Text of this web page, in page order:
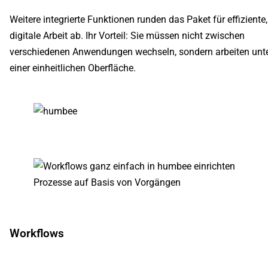
Weitere integrierte Funktionen runden das Paket für effiziente,
digitale Arbeit ab. Ihr Vorteil: Sie müssen nicht zwischen
verschiedenen Anwendungen wechseln, sondern arbeiten
einer einheitlichen Oberfläche.
Prozesse auf Basis von Vorgängen
Workflows